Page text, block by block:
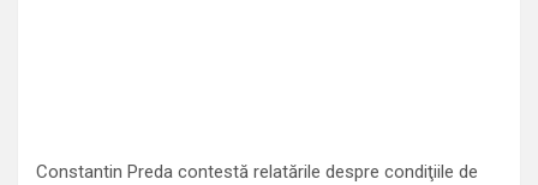
Constantin Preda contestă relatările despre condiţiile de